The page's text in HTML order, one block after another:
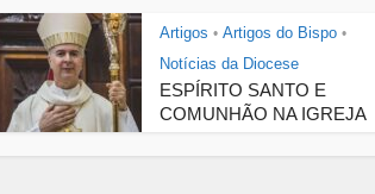
Artigos • Artigos do Bispo •
Notícias da Diocese
ESPÍRITO SANTO E
COMUNHÃO NA IGREJA